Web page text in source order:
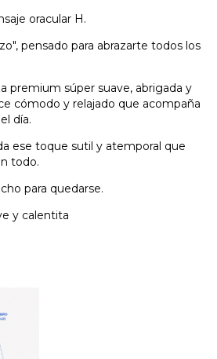
oracular H.
pensado para abrazarte todos los
premium súper suave, abrigada y
cómodo y relajado que acompaña
día.
ese toque sutil y atemporal que
todo.
para quedarse.
y calentita